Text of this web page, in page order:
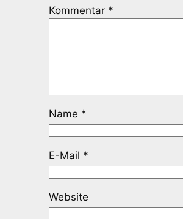
Kommentar *
Name *
E-Mail *
Website